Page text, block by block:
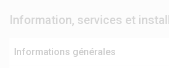
Information, services et
Informations générales